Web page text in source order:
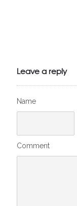
Leave a reply
Name
Comment